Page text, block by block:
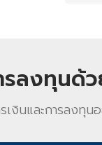
ลงทุนด้
เงินและการลงทุ